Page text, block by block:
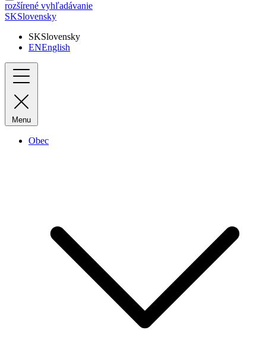
rozšírené vyhľadávanie
SKSlovensky
SKSlovensky
ENEnglish
Menu
Obec